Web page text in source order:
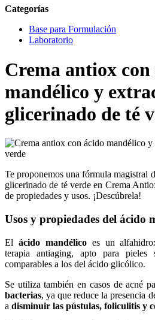
Categorías
Base para Formulación
Laboratorio
Crema antiox con
mandélico y
glicerinado de té
Te proponemos una fórmula magistral
glicerinado de té verde en Crema
de propiedades y usos. ¡Descúbrela!
Usos y propiedades del ácido
El ácido mandélicoes un
terapia antiaging, apto para pieles
comparables a los del ácido glicólico.
Se utiliza también en casos de acné
bacterias, ya que reduce la presencia
a disminuir las pústulas, foliculitis y